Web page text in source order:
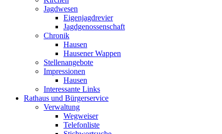
Jagdwesen
Eigenjagdrevier
Jagdgenossenschaft
Chronik
Hausen
Hausener Wappen
Stellenangebote
Impressionen
Hausen
Interessante Links
Rathaus und Bürgerservice
Verwaltung
Wegweiser
Telefonliste